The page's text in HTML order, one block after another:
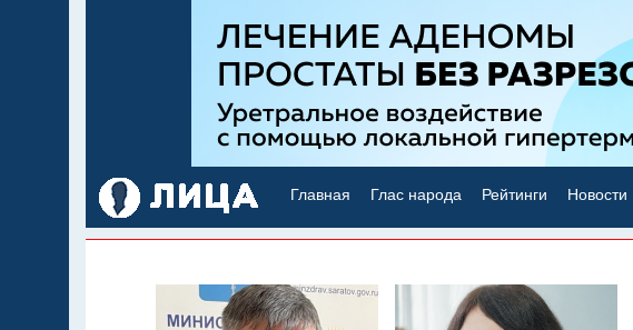
Главная Глас народа Рейтинги Новости